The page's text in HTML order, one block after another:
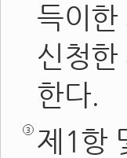
득이한
신청
한다.
제1항